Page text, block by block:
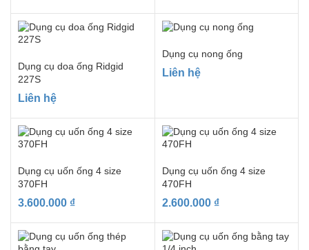
Dụng cụ doa ống Ridgid
227S
Liên hệ
Dụng cụ nong ống
Liên hệ
Dụng cụ uốn ống 4 size
370FH
3.600.000 ₫
Dụng cụ uốn ống 4 size
470FH
2.600.000 ₫